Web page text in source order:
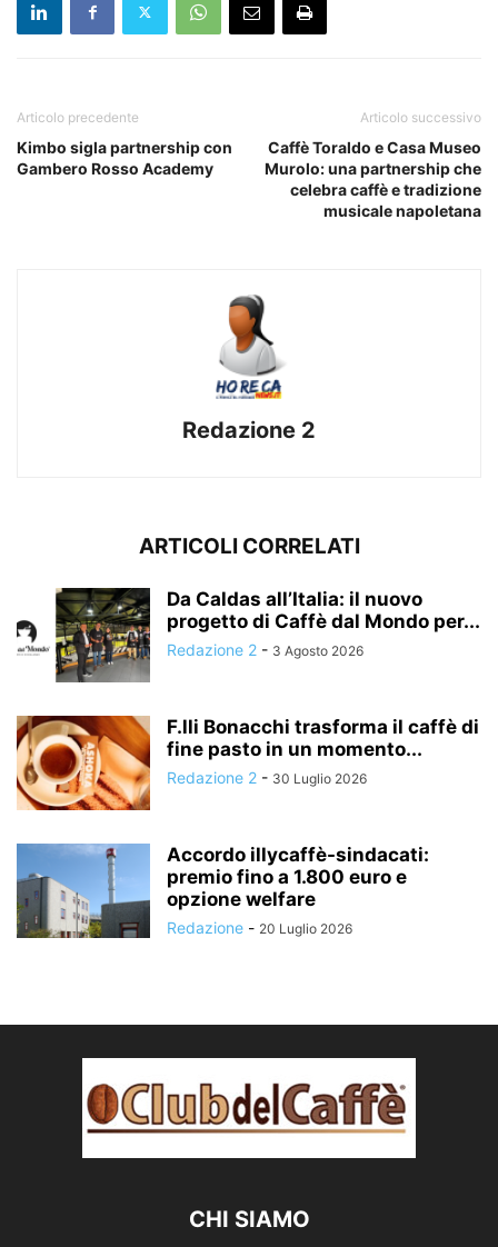
Articolo precedente
Kimbo sigla partnership con
Gambero Rosso Academy
Articolo successivo
Caffè Toraldo e Casa Museo
Murolo: una partnership che
celebra caffè e tradizione
musicale napoletana
Redazione 2
ARTICOLI CORRELATI
Da Caldas all’Italia: il nuovo
progetto di Caffè dal Mondo per...
Redazione 2 - 3 Agosto 2026
F.lli Bonacchi trasforma il caffè di
fine pasto in un momento...
Redazione 2 - 30 Luglio 2026
Accordo illycaffè-sindacati:
premio fino a 1.800 euro e
opzione welfare
Redazione - 20 Luglio 2026
CHI SIAMO